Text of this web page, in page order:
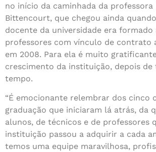
no início da caminhada da professora
Bittencourt, que chegou ainda
docente da universidade era formado
professores com vínculo de contrato
em 2008. Para ela é muito
crescimento da instituição, depois de
tempo.
“É emocionante relembrar dos cinco
graduação que iniciaram lá atrás, da
alunos, de técnicos e de professores
instituição passou a adquirir a cada
temos uma equipe maravilhosa,